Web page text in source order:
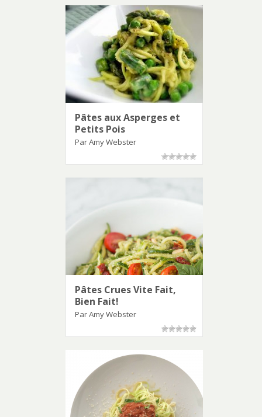
Pâtes aux Asperges et
Petits Pois
Par Amy Webster
Pâtes Crues Vite Fait,
Bien Fait!
Par Amy Webster